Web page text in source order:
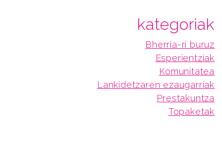
kategoriak
Bherria-ri buruz
Esperientziak
Komunitatea
Lankidetzaren ezaugarriak
Prestakuntza
Topaketak